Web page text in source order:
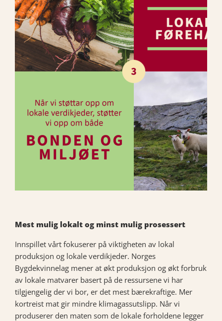
Mest mulig lokalt og minst mulig prosessert
Innspillet vårt fokuserer på viktigheten av lokal
produksjon og lokale verdikjeder. Norges
Bygdekvinnelag mener at økt produksjon og økt forbruk
av lokale matvarer basert på de ressursene vi har
tilgjengelig der vi bor, er det mest bærekraftige. Mer
kortreist mat gir mindre klimagassutslipp. Når vi
produserer den maten som de lokale forholdene legger